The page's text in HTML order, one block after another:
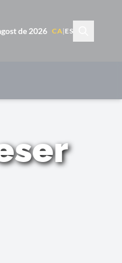
de 2026 CA| ES